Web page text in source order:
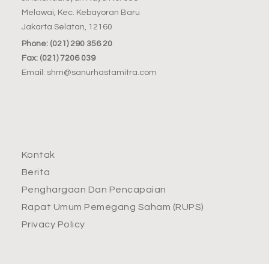
Melawai, Kec. Kebayoran Baru
Jakarta Selatan, 12160
Phone: (021) 290 356 20
Fax: (021) 7206 039
Email: shm@sanurhastamitra.com
Kontak
Berita
Penghargaan Dan Pencapaian
Rapat Umum Pemegang Saham (RUPS)
Privacy Policy